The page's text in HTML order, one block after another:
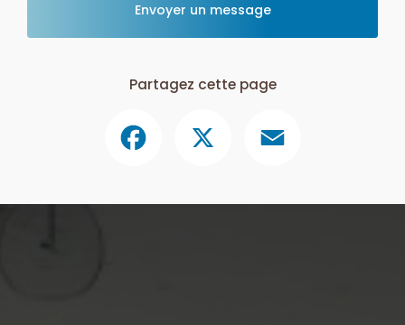
Envoyer un message
Partagez cette page